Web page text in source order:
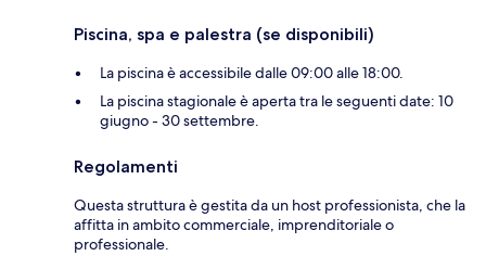
Piscina, spa e palestra (se disponibili)
La piscina è accessibile dalle 09:00 alle 18:00.
La piscina stagionale è aperta tra le seguenti date: 10
giugno - 30 settembre.
Regolamenti
Questa struttura è gestita da un host professionista, che la
affitta in ambito commerciale, imprenditoriale o
professionale.